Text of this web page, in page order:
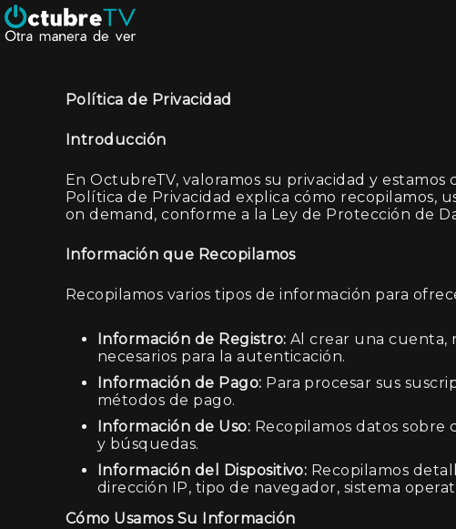
Política de Privacidad
Introducción
En OctubreTV, valoramos su privacidad y
Política de Privacidad explica cómo recopilamos,
on demand, conforme a la Ley de Protección de
Información que Recopilamos
Recopilamos varios tipos de información para
Información de Registro: Al crear una cuenta,
necesarios para la autenticación.
Información de Pago: Para procesar sus
métodos de pago.
Información de Uso: Recopilamos datos
y búsquedas.
Información del Dispositivo: Recopilamos
dirección IP, tipo de navegador, sistema
Cómo Usamos Su Información